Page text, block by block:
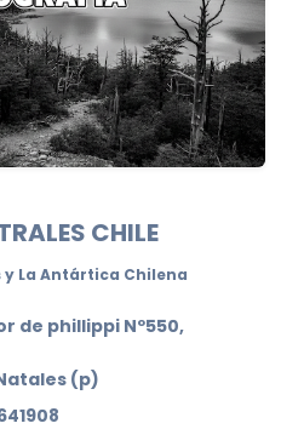
CHILE
y La Antártica Chilena
de phillippi Nº550,
(p)